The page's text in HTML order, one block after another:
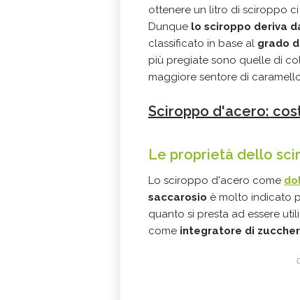
ottenere un litro di sciroppo
Dunque lo sciroppo deriva
classificato in base al grado
più pregiate sono quelle di
maggiore sentore di
Sciroppo d'acero:
Le proprietà dello
Lo sciroppo d'acero come
saccarosio è molto indicato
quanto si presta ad essere
come integratore di